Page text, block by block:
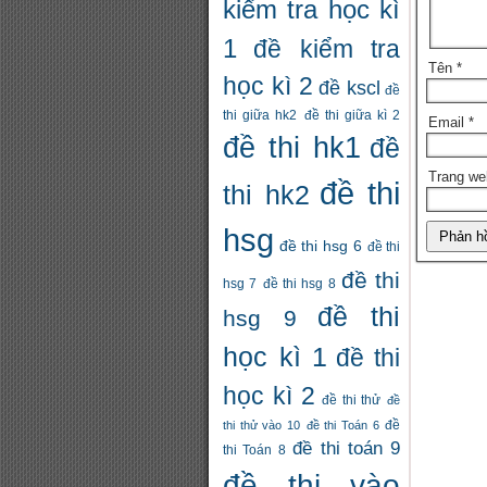
kiểm tra học kì
1
đề kiểm tra
học kì 2 đề kscl đề
thi giữa hk2 đề thi giữa kì 2
đề thi hk1 đề
thi hk2 đề thi
hsg đề thi hsg 6 đề thi
hsg 7 đề thi hsg 8 đề thi
hsg 9
đề thi
học kì 1 đề thi
học kì 2 đề thi thử đề
thi thử vào 10 đề thi Toán 6 đề
thi Toán 8 đề thi toán 9
Tên*
Email*
Trang